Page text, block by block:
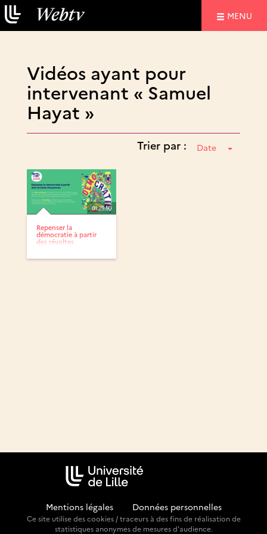
MENU
Vidéos ayant pour
intervenant « Samuel
Hayat »
Trier par : Date
01:29:50
Repenser la
démocratie à partir
des révoltes
Mentions légales Données personnelles
Ce site utilise des cookies / traceurs à des fins de réalisation de
statistiques anonymes de mesures d'audience.